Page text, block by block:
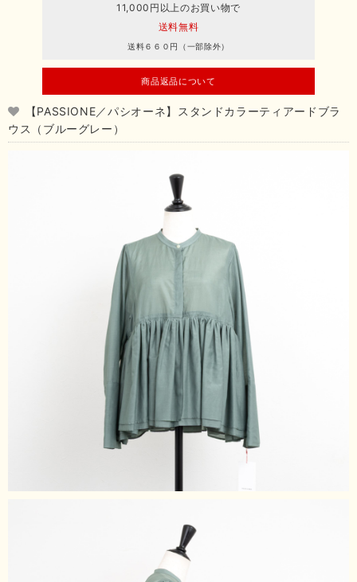
11,000円以上のお買い物で
送料無料
送料６６０円（一部除外）
商品返品について
【PASSIONE／パシオーネ】スタンドカラーティアードブラ
ウス（ブルーグレー）